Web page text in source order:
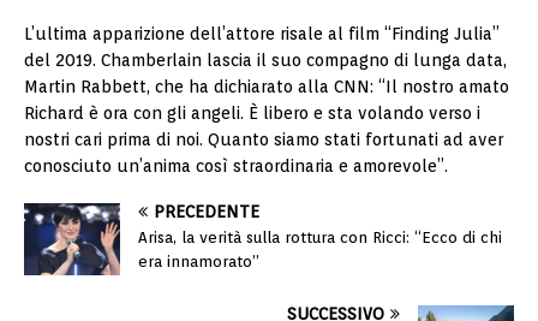
L’ultima apparizione dell’attore risale al film “Finding Julia”
del 2019. Chamberlain lascia il suo compagno di lunga data,
Martin Rabbett, che ha dichiarato alla CNN: “Il nostro amato
Richard è ora con gli angeli. È libero e sta volando verso i
nostri cari prima di noi. Quanto siamo stati fortunati ad aver
conosciuto un’anima così straordinaria e amorevole”.
PRECEDENTE
Arisa, la verità sulla rottura con Ricci: “Ecco di chi
era innamorato”
SUCCESSIVO